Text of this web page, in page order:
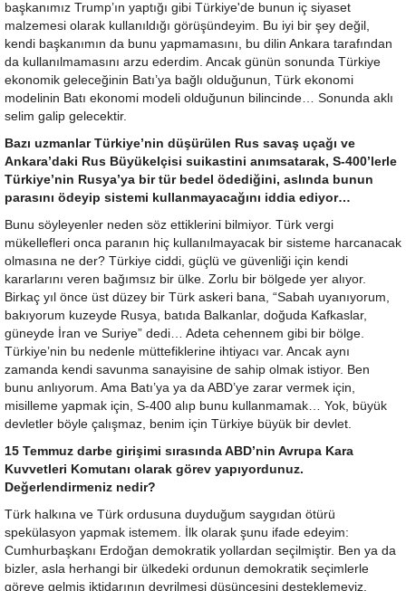
başkanımız Trump’ın yaptığı gibi Türkiye'de bunun iç siyaset
malzemesi olarak kullanıldığı görüşündeyim. Bu iyi bir şey değil,
kendi başkanımın da bunu yapmamasını, bu dilin Ankara tarafından
da kullanılmamasını arzu ederdim. Ancak günün sonunda Türkiye
ekonomik geleceğinin Batı’ya bağlı olduğunun, Türk ekonomi
modelinin Batı ekonomi modeli olduğunun bilincinde… Sonunda aklı
selim galip gelecektir.
Bazı uzmanlar Türkiye’nin düşürülen Rus savaş uçağı ve
Ankara’daki Rus Büyükelçisi suikastini anımsatarak, S-400’lerle
Türkiye’nin Rusya’ya bir tür bedel ödediğini, aslında bunun
parasını ödeyip sistemi kullanmayacağını iddia ediyor…
Bunu söyleyenler neden söz ettiklerini bilmiyor. Türk vergi
mükellefleri onca paranın hiç kullanılmayacak bir sisteme harcanacak
olmasına ne der? Türkiye ciddi, güçlü ve güvenliği için kendi
kararlarını veren bağımsız bir ülke. Zorlu bir bölgede yer alıyor.
Birkaç yıl önce üst düzey bir Türk askeri bana, “Sabah uyanıyorum,
bakıyorum kuzeyde Rusya, batıda Balkanlar, doğuda Kafkaslar,
güneyde İran ve Suriye” dedi… Adeta cehennem gibi bir bölge.
Türkiye’nin bu nedenle müttefiklerine ihtiyacı var. Ancak aynı
zamanda kendi savunma sanayisine de sahip olmak istiyor. Ben
bunu anlıyorum. Ama Batı’ya ya da ABD’ye zarar vermek için,
misilleme yapmak için, S-400 alıp bunu kullanmamak… Yok, büyük
devletler böyle çalışmaz, benim için Türkiye büyük bir devlet.
15 Temmuz darbe girişimi sırasında ABD’nin Avrupa Kara
Kuvvetleri Komutanı olarak görev yapıyordunuz.
Değerlendirmeniz nedir?
Türk halkına ve Türk ordusuna duyduğum saygıdan ötürü
spekülasyon yapmak istemem. İlk olarak şunu ifade edeyim:
Cumhurbaşkanı Erdoğan demokratik yollardan seçilmiştir. Ben ya da
bizler, asla herhangi bir ülkedeki ordunun demokratik seçimlerle
göreve gelmiş iktidarının devrilmesi düşüncesini desteklemeyiz.